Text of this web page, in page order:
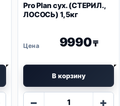
Pro Planсух. (СТЕРИЛ.,
ЛОСОСЬ) 1,5кг
9990₸
В корзину
−
Количество
+